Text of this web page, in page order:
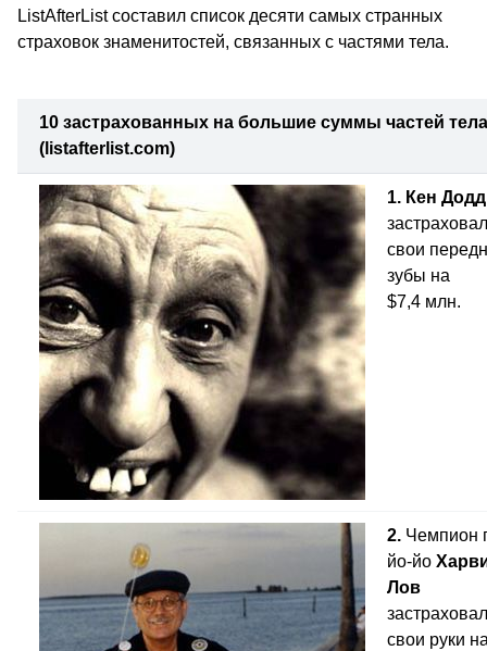
ListAfterList составил список десяти самых странных
страховок знаменитостей, связанных с частями тела.
10 застрахованных на большие суммы частей тела
(listafterlist.com)
1. Кен Додд
застраховал
свои
зубы на
$7,4 млн.
2. Чемпион
йо-йо
Лов
застраховал
свои руки